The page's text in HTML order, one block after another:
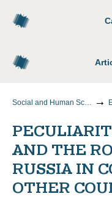
Social and Human Sciences
AND THE
RUSSIA IN
OTHER